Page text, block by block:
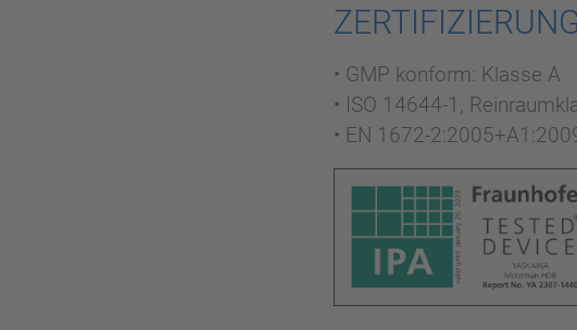
• GMP konform: Klasse A
• ISO 14644-1,
• EN 1672-